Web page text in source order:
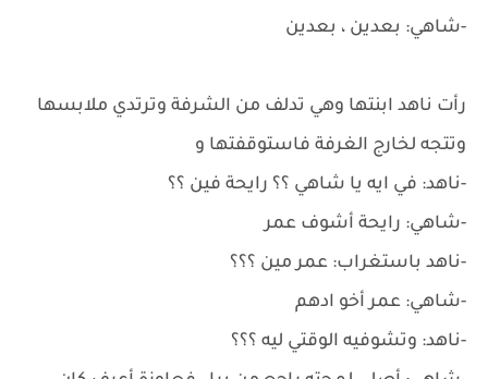
-شاهي: بعدين ، بعدين
رأت ناهد ابنتها وهي تدلف من الشرفة وترتدي ملابسها
وتتجه لخارج الغرفة فاستوقفتها و
-ناهد: في ايه يا شاهي ؟؟ رايحة فين ؟؟
-شاهي: رايحة أشوف عمر
-ناهد باستغراب: عمر مين ؟؟؟
-شاهي: عمر أخو ادهم
-ناهد: وتشوفيه الوقتي ليه ؟؟؟